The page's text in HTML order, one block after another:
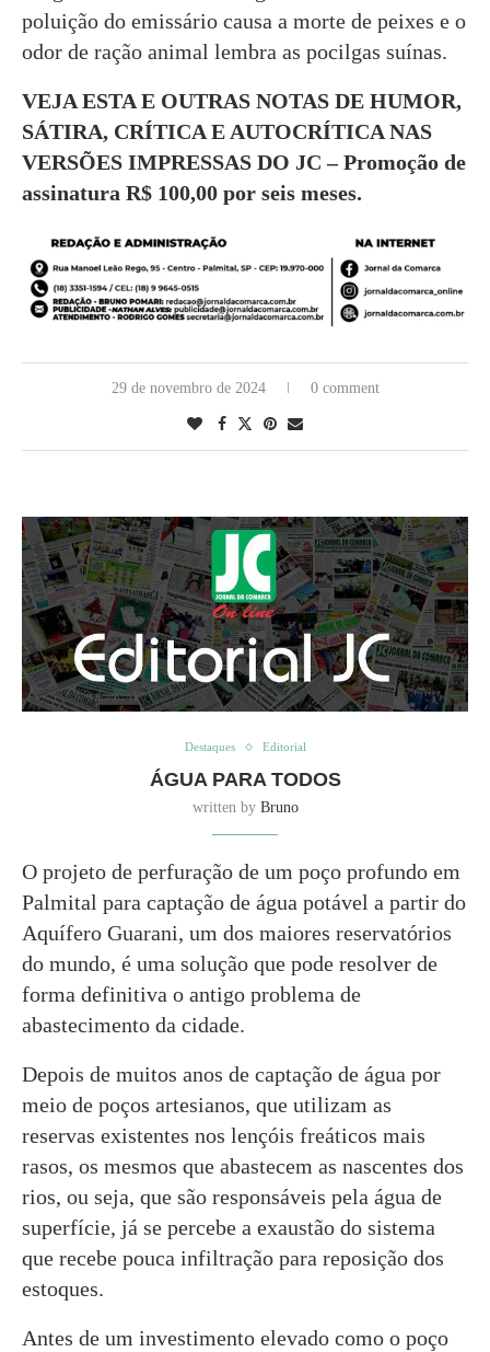
poluição do emissário causa a morte de peixes e o
odor de ração animal lembra as pocilgas suínas.
VEJA ESTA E OUTRAS NOTAS DE HUMOR,
SÁTIRA, CRÍTICA E AUTOCRÍTICA NAS
VERSÕES IMPRESSAS DO JC – Promoção de
assinatura R$ 100,00 por seis meses.
29 de novembro de 2024 0 comment
Destaques Editorial
ÁGUA PARA TODOS
written by Bruno
O projeto de perfuração de um poço profundo em
Palmital para captação de água potável a partir do
Aquífero Guarani, um dos maiores reservatórios
do mundo, é uma solução que pode resolver de
forma definitiva o antigo problema de
abastecimento da cidade.
Depois de muitos anos de captação de água por
meio de poços artesianos, que utilizam as
reservas existentes nos lençóis freáticos mais
rasos, os mesmos que abastecem as nascentes dos
rios, ou seja, que são responsáveis pela água de
superfície, já se percebe a exaustão do sistema
que recebe pouca infiltração para reposição dos
estoques.
Antes de um investimento elevado como o poço